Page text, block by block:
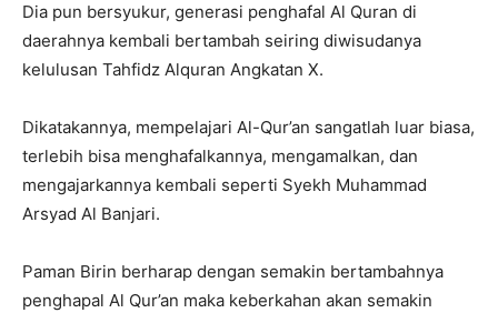
Dia pun bersyukur, generasi penghafal Al Quran di
daerahnya kembali bertambah seiring diwisudanya
kelulusan Tahfidz Alquran Angkatan X.
Dikatakannya, mempelajari Al-Qur’an sangatlah luar biasa,
terlebih bisa menghafalkannya, mengamalkan, dan
mengajarkannya kembali seperti Syekh Muhammad
Arsyad Al Banjari.
Paman Birin berharap dengan semakin bertambahnya
penghapal Al Qur’an maka keberkahan akan semakin